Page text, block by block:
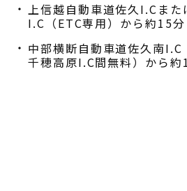
上信越自動車道佐久I.Cまた
I.C（ETC専用）から約15分
中部横断自動車道佐久南
千穂高原I.C間無料）から約